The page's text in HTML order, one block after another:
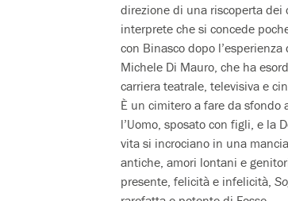
direzione di una riscoperta dei
interprete che si concede
con Binasco dopo l’esperienza
Michele Di Mauro, che ha
carriera teatrale, televisiva e
È un cimitero a fare da sfondo
l’Uomo, sposato con figli, e la
vita si incrociano in una
antiche, amori lontani e
presente, felicità e infelicità,